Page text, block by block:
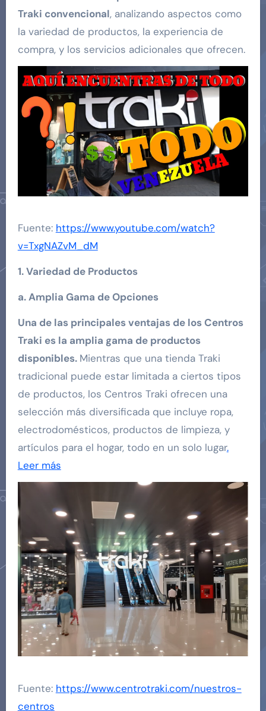
Traki convencional, analizando aspectos como
la variedad de productos, la experiencia de
compra, y los servicios adicionales que ofrecen.
Fuente: https://www.youtube.com/watch?
v=TxgNAZvM_dM
1. Variedad de Productos
a. Amplia Gama de Opciones
Una de las principales ventajas de los Centros
Traki es la amplia gama de productos
disponibles. Mientras que una tienda Traki
tradicional puede estar limitada a ciertos tipos
de productos, los Centros Traki ofrecen una
selección más diversificada que incluye ropa,
electrodomésticos, productos de limpieza, y
artículos para el hogar, todo en un solo lugar.
Leer más
Fuente: https://www.centrotraki.com/nuestros-
centros